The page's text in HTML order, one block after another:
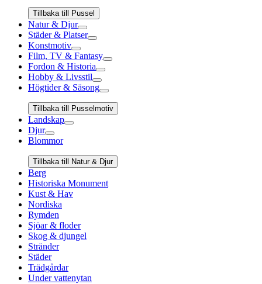
Tillbaka till Pussel
Natur & Djur
Städer & Platser
Konstmotiv
Film, TV & Fantasy
Fordon & Historia
Hobby & Livsstil
Högtider & Säsong
Tillbaka till Pusselmotiv
Landskap
Djur
Blommor
Tillbaka till Natur & Djur
Berg
Historiska Monument
Kust & Hav
Nordiska
Rymden
Sjöar & floder
Skog & djungel
Stränder
Städer
Trädgårdar
Under vattenytan